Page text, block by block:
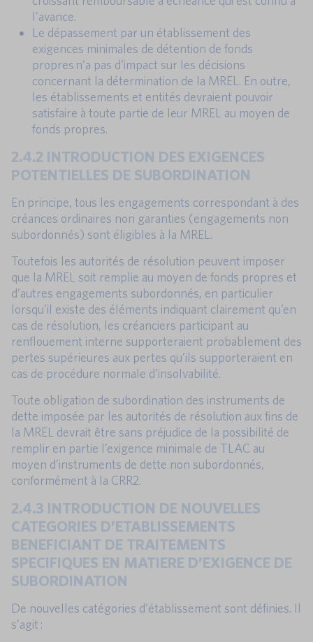
l’avance.
Le dépassement par un établissement des
exigences minimales de détention de fonds
propres n’a pas d’impact sur les décisions
concernant la détermination de la MREL. En outre,
les établissements et entités devraient pouvoir
satisfaire à toute partie de leur MREL au moyen de
fonds propres.
2.4.2 INTRODUCTION DES EXIGENCES
POTENTIELLES DE SUBORDINATION
En principe, tous les engagements correspondant à des
créances ordinaires non garanties (engagements non
subordonnés) sont éligibles à la MREL.
Toutefois les autorités de résolution peuvent imposer
que la MREL soit remplie au moyen de fonds propres et
d’autres engagements subordonnés, en particulier
lorsqu’il existe des éléments indiquant clairement qu’en
cas de résolution, les créanciers participant au
renflouement interne supporteraient probablement des
pertes supérieures aux pertes qu’ils supporteraient en
cas de procédure normale d’insolvabilité.
Toute obligation de subordination des instruments de
dette imposée par les autorités de résolution aux fins de
la MREL devrait être sans préjudice de la possibilité de
remplir en partie l’exigence minimale de TLAC au
moyen d’instruments de dette non subordonnés,
conformément à la CRR2.
2.4.3 INTRODUCTION DE NOUVELLES
CATEGORIES D’ETABLISSEMENTS
BENEFICIANT DE TRAITEMENTS
SPECIFIQUES EN MATIERE D’EXIGENCE DE
SUBORDINATION
De nouvelles catégories d’établissement sont définies. Il
s’agit :